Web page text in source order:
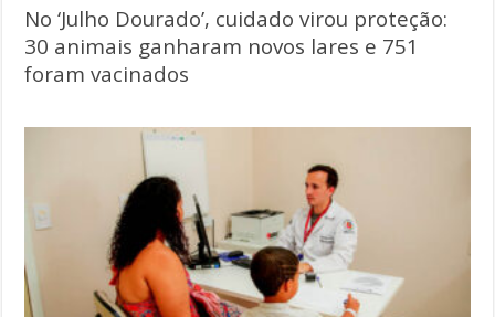
No ‘Julho Dourado’, cuidado virou proteção:
30 animais ganharam novos lares e 751
foram vacinados